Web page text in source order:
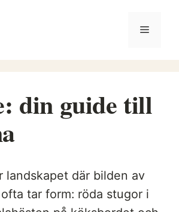
Meny
din guide till
landskapet där bilden av
tar form: röda stugor i